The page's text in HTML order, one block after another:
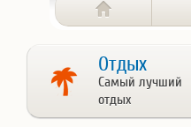
Отдых
Самый лучший
отдых